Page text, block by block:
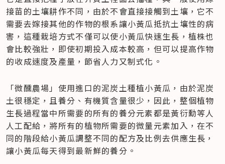
接苗的土壤耕作不同，由於不會直接接觸到土壤，它不
需要去嫁接其他的作物的根系讓小黃瓜抵抗土壤性的病
害，這種栽培方式不僅可以使小黃瓜快速生長，植株也
會比較強壯，即使初期投入成本較高，但可以提高作物
的收成速度及產量，節省人力又制式化。
「微醺農場」使用進口的泥炭土種植小黃瓜，由於泥炭
土很穩定，且養分、有機質含量很少，因此，整個植物
生長過程當中所需要的所有的養分元素都是黃衍勳等人
人工配給，將所有的植物所需要的微量元素加入，在不
同的階段給小黃瓜調整不同的配方及比例去供應生長，
讓小黃瓜每天得到最新鮮的養分。